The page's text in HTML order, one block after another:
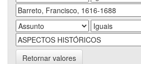
Retornar valores